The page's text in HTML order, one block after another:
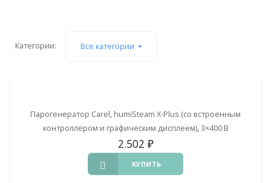
Категории: Все категории
Парогенератор Carel, humiSteam X-Plus (со встроенным
контроллером и графическим дисплеем), 3×400 В
2.502 ₽
КУПИТЬ